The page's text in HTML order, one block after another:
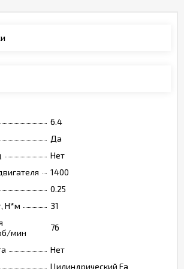
6.4
Да
Нет
1400
0.25
Н*м
31
мин
76
Нет
Цилиндрический Fa